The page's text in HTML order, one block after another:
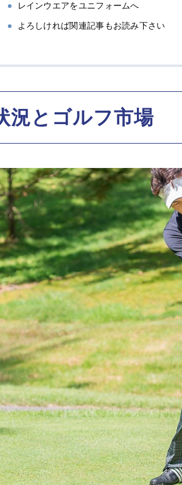
レインウエアをユニフォームへ
よろしければ関連記事もお読み下さい
況とゴルフ市場